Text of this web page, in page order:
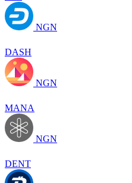
NGN
DASH
NGN
MANA
NGN
DENT